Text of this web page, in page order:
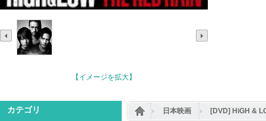
【イメージを拡大】
カテゴリ 日本映画 [DVD] HiGH &